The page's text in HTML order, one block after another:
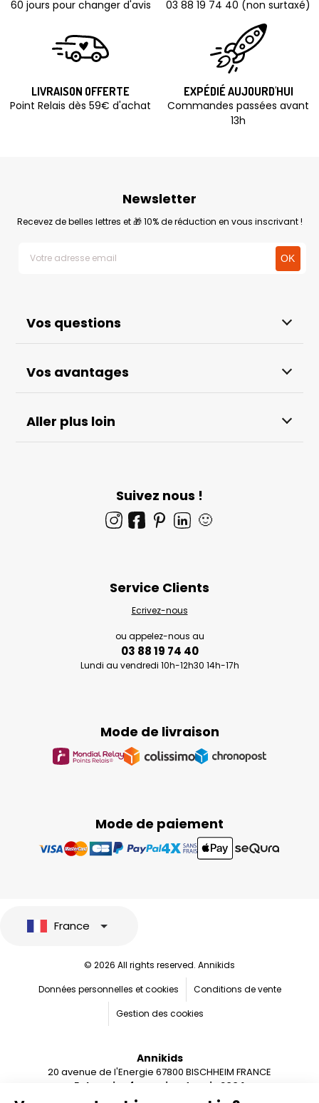
60 jours pour changer d'avis
03 88 19 74 40 (non surtaxé)
LIVRAISON OFFERTE
Point Relais dès 59€ d'achat
EXPÉDIÉ AUJOURD'HUI
Commandes passées avant
13h
Vos questions
Vos avantages
Aller plus loin
Newsletter
Recevez de belles lettres et 🎁 10% de réduction en vous inscrivant !
Suivez nous !
🙂
Mode de paiement
Mode de livraison
Service Clients
Ecrivez-nous
ou appelez-nous au
03 88 19 74 40
Lundi au vendredi 10h-12h30 14h-17h
France
© 2026 All rights reserved. Annikids
Données personnelles et cookies
Conditions de vente
Gestion des cookies
Annikids
20 avenue de l'Energie 67800 BISCHHEIM FRANCE
Entreprise française depuis 2004